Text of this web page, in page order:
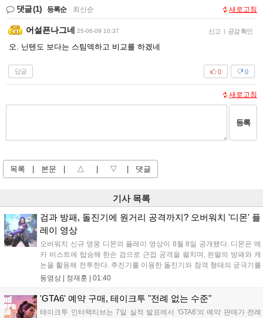
댓글(1) 등록순 최신순 새로고침
어설픈나그네 25-06-09 10:37 신고 | 공감 확인
오. 닌텐도 보다는 스팀덱하고 비교를 하겠네
답글 0
0
새로고침
등록
목록 본문 △ ▽ 댓글
기사 목록
검과 방패, 돌진기에 원거리 공격까지? 오버워치 '디몬' 플
레이 영상
오버워치 신규 영웅 디몬의 플레이 영상이 8월 8일 공개됐다. 디몬은 메
카 비스트에 탑승해 한손 검으로 근접 공격을 펼치며, 왼팔의 방패와 캐
논을 활용해 전투한다. 추진기를 이용한 돌진기와 참격 형태의 궁극기를
보유했고, 메카 파괴 시 맨몸으로 기관총을 사용하는 특징이 있다. 디몬
출시될 예정이다....
동영상 | 정재훈 01:40
'GTA6' 예약 구매, 테이크투 "전례 없는 수준"
테이크투 인터랙티브는 7일 실적 발표에서 'GTA6'의 예약 판매가 전례